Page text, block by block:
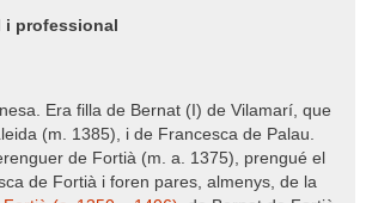
i professional
Era filla de Bernat (I) de Vilamarí, que
(m. 1385), i de Francesca de Palau.
de Fortià (m. a. 1375), prengué el
de Fortià i foren pares, almenys, de la